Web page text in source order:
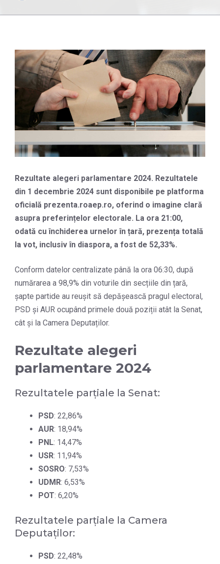
Rezultate alegeri parlamentare 2024. Rezultatele
din 1 decembrie 2024 sunt disponibile pe platforma
oficială prezenta.roaep.ro, oferind o imagine clară
asupra preferințelor electorale. La ora 21:00,
odată cu închiderea urnelor în țară, prezența totală
la vot, inclusiv în diaspora, a fost de 52,33%.
Conform datelor centralizate până la ora 06:30, după
numărarea a 98,9% din voturile din secțiile din țară,
șapte partide au reușit să depășească pragul electoral,
PSD și AUR ocupând primele două poziții atât la Senat,
cât și la Camera Deputaților.
Rezultate alegeri
parlamentare 2024
Rezultatele parțiale la Senat:
PSD: 22,86%
AUR: 18,94%
PNL: 14,47%
USR: 11,94%
SOSRO: 7,53%
UDMR: 6,53%
POT: 6,20%
Rezultatele parțiale la Camera
Deputaților:
PSD: 22,48%